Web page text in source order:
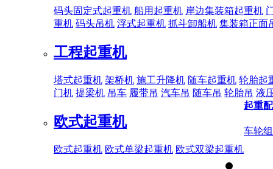
码头固定式起重机 船用起重机 岸边集装箱起重机
重机 码头吊机 浮式起重机 抓斗卸船机 集装箱正面
工程起重机
塔式起重机 架桥机 施工升降机 随车起重机 轮胎起
门机 提梁机 吊车 履带吊 汽车吊 随车吊 轮胎吊 液
欧式起重机
欧式起重机 欧式单梁起重机 欧式双梁起重机
起重
车轮组